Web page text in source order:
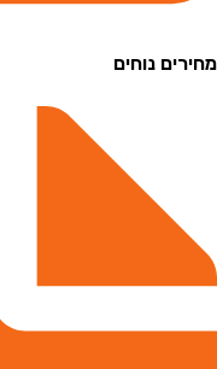
נוחים